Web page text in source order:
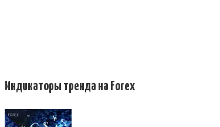
Индикаторы тренда на Forex